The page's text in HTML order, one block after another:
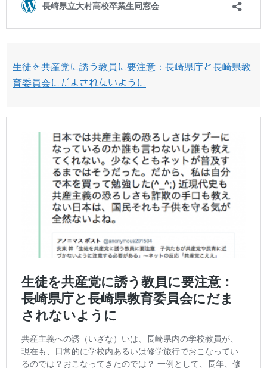
生徒を共産党に誘う教員に要注意：長崎県庁と長崎県教
育委員会にだまされないように